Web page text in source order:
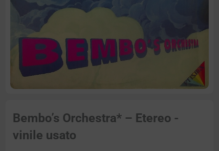
Bembo’s Orchestra* – Etereo -
vinile usato